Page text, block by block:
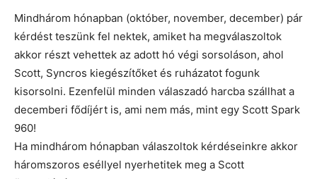
Mindhárom hónapban (október, november, december) pár
kérdést teszünk fel nektek, amiket ha megválaszoltok
akkor részt vehettek az adott hó végi sorsoláson, ahol
Scott, Syncros kiegészítőket és ruházatot fogunk
kisorsolni. Ezenfelül minden válaszadó harcba szállhat a
decemberi fődíjért is, ami nem más, mint egy Scott Spark
960!
Ha mindhárom hónapban válaszoltok kérdéseinkre akkor
háromszoros eséllyel nyerhetitek meg a Scott